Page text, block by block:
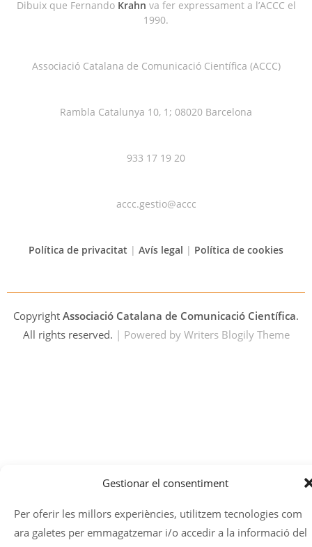
Gestionar el consentiment
Per oferir les millors experiències, utilitzem tecnologies com
ara galetes per emmagatzemar i/o accedir a la informació del
Dibuix que Fernando Krahn va fer expressament a l’ACCC el
1990.
Associació Catalana de Comunicació Científica (ACCC)
Rambla Catalunya 10, 1; 08020 Barcelona
933 17 19 20
accc.gestio@accc
Política de privacitat | Avís legal | Política de cookies
Copyright Associació Catalana de Comunicació Científica.
All rights reserved. | Powered by Writers Blogily Theme